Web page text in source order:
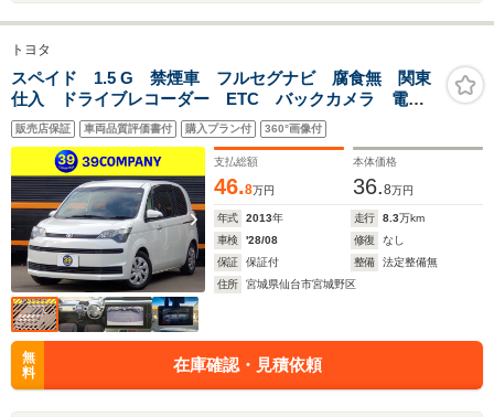
トヨタ
スペイド 1.5 G 禁煙車 フルセグナビ 腐食無 関東
仕入 ドライブレコーダー ETC バックカメラ 電動
スライドドア オートライト スマートキー アイドリ
ングストップ シートヒーター DVD再生 Bluetooth
販売店保証 車両品質評価書付 購入プラン付 360°画像付
支払総額
46.8万円
本体価格
36.8万円
年式 2013年 走行 8.3万km
車検
'28/08 修復
なし
保証
保証付 整備
法定整備無
住所
宮城県仙台市宮城野区
無
料
在庫確認・見積依頼